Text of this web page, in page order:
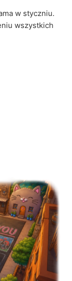
w styczniu.
wszystkich